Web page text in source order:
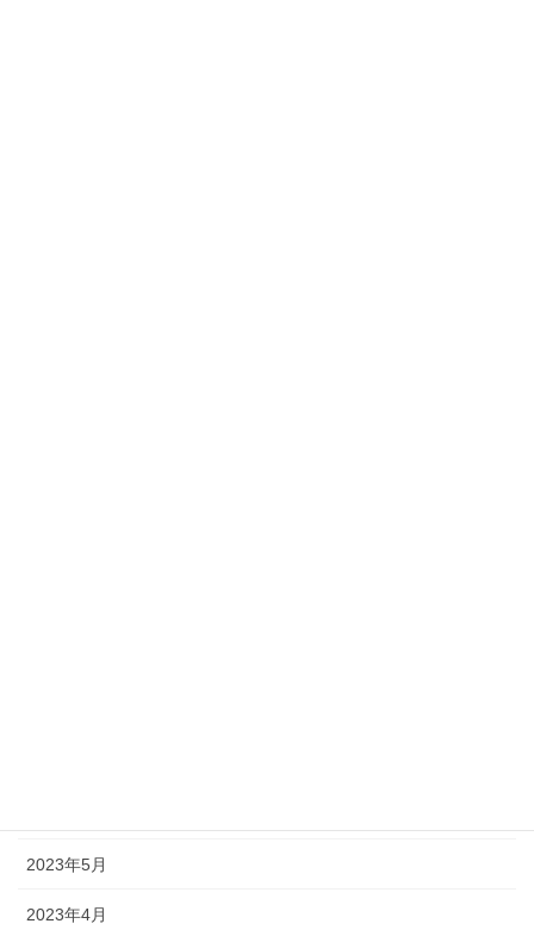
2023年5月
2023年4月